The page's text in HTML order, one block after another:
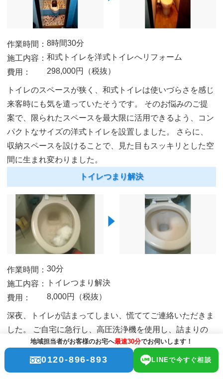
作業時間：8時間30分
施工内容：和式トイレを洋式トイレへリフォーム
費用：
298,000円（税抜）
トイレのスペースが狭く、和式トイレは使いづらさを感じ
来客時にも気を遣っていたそうです。
そのお悩みのご提
案で、限られたスペースを最大限に活用できるよう、コン
パクトなサイズの洋式トイレを設置しました。
さらに、
収納スペースを設けることで、見た目もスッキリとした空
間に生まれ変わりました。
トイレつまり解決
作業時間：30分
施工内容：
トイレつまり解決
費用：
8,000円（税抜）
深夜、トイレが詰まってしまい、慌ててご連絡いただきま
した。
ご自宅に急行し、高圧洗浄機を使用し、詰まりの
原因となっていたトイレットペーパーの塊を徹底的に除
迅速に対応したことで、お客様にもお喜びいただき
ました。
地域担当者がお客様のお宅へ最速30分でお伺いします！
0120-896-893 LINEで今すぐ相談